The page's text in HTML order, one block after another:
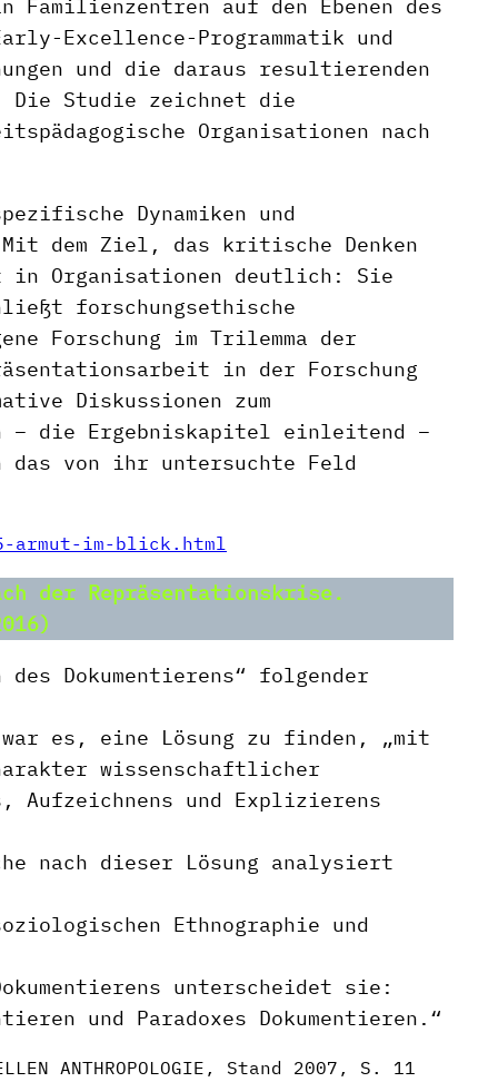
auf den Ebenen des
Excellence-Programmatik und
und die daraus resultierenden
Die Studie zeichnet die
Organisationen nach
Dynamiken und
dem Ziel, das kritische Denken
in Organisationen deutlich: Sie
forschungsethische
Forschung im Trilemma der
in der Forschung
Diskussionen zum
– die Ergebniskapitel einleitend –
das von ihr untersuchte Feld
armut-im-blick.html
der Repräsentationskrise.
Dokumentierens“ folgender
es, eine Lösung zu finden, „mit
wissenschaftlicher
Aufzeichnens und Explizierens
nach dieser Lösung analysiert
Ethnographie und
unterscheidet sie:
und Paradoxes Dokumentieren.“
ANTHROPOLOGIE, Stand 2007, S. 11